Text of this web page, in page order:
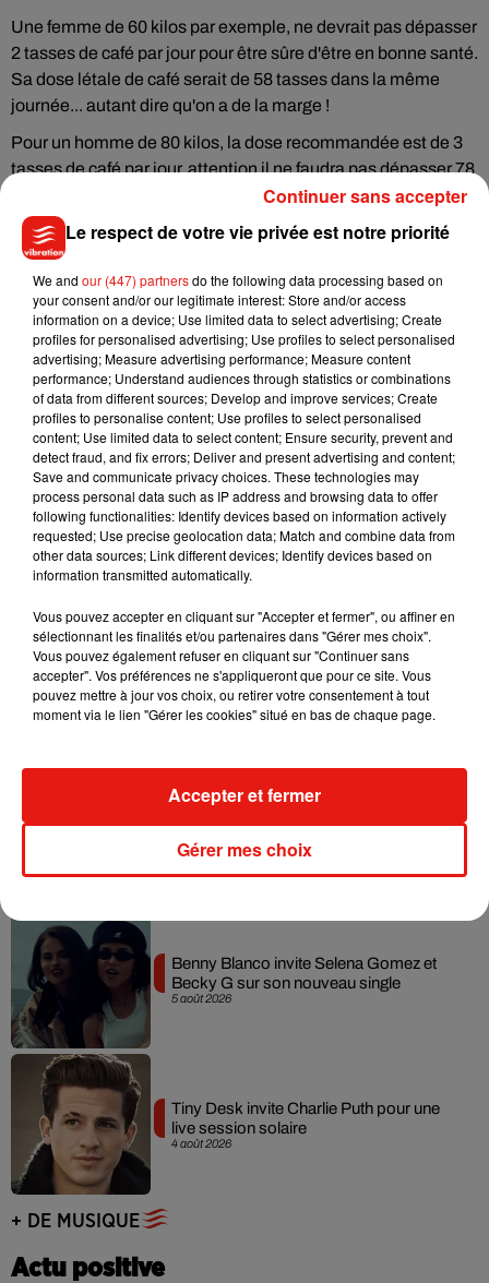
Une femme de 60 kilos par exemple, ne devrait pas dépasser
2 tasses de café par jour pour être sûre d'être en bonne santé.
Sa dose létale de café serait de 58 tasses dans la même
journée... autant dire qu'on a de la marge !
Pour un homme de 80 kilos, la dose recommandée est de 3
tasses de café par jour, attention il ne faudra pas dépasser 78
tasses quotidiennes pour rester en vie.
Musique
7 août 2026
Julien Lieb s’essaye à la vie de chatelain
dans son nouveau clip
7 août 2026
Madonna sort enfin le remix de « Love
Sensation » avec Kylie Minogue
7 août 2026
Tayc et Didi B dévoilent le single le plus
dansant de l’année
7 août 2026
5 août 2026
Benny Blanco invite Selena Gomez et
Becky G sur son nouveau single
4 août 2026
Tiny Desk invite Charlie Puth pour une
live session solaire
+ DE MUSIQUE
Actu positive
Le respect de votre vie privée est notre priorité
We and our (447) partnersdo the following data processing based on
your consent and/or our legitimate interest: Store and/or access
information on a device; Use limited data to select advertising; Create
profiles for personalised advertising; Use profiles to select personalised
advertising; Measure advertising performance; Measure content
performance; Understand audiences through statistics or combinations
of data from different sources; Develop and improve services; Create
profiles to personalise content; Use profiles to select personalised
content; Use limited data to select content; Ensure security, prevent and
detect fraud, and fix errors; Deliver and present advertising and content;
Save and communicate privacy choices. These technologies may
process personal data such as IP address and browsing data to offer
following functionalities: Identify devices based on information actively
requested; Use precise geolocation data; Match and combine data from
other data sources; Link different devices; Identify devices based on
information transmitted automatically.
Vous pouvez accepter en cliquant sur "Accepter et fermer", ou affiner en
sélectionnant les finalités et/ou partenaires dans "Gérer mes choix".
Vous pouvez également refuser en cliquant sur "Continuer sans
accepter". Vos préférences ne s'appliqueront que pour ce site. Vous
pouvez mettre à jour vos choix, ou retirer votre consentement à tout
moment via le lien "Gérer les cookies" situé en bas de chaque page.
Gérer mes choix
Accepter et fermer
Continuer sans accepter